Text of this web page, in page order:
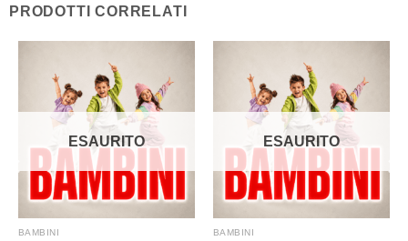
PRODOTTI CORRELATI
ESAURITO
BAMBINI
ESAURITO
BAMBINI